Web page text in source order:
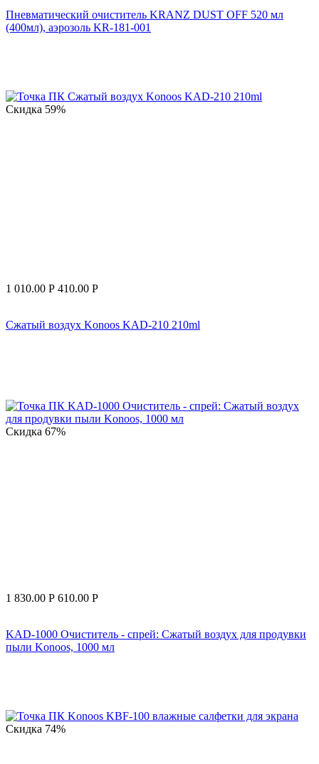
Пневматический очиститель KRANZ DUST OFF 520 мл
(400мл), аэрозоль KR-181-001
Скидка 59%
1 010.00 Р 410.00 Р
Сжатый воздух Konoos KAD-210 210ml
Скидка 67%
1 830.00 Р 610.00 Р
KAD-1000 Очиститель - спрей: Сжатый воздух для продувки
пыли Konoos, 1000 мл
Скидка 74%